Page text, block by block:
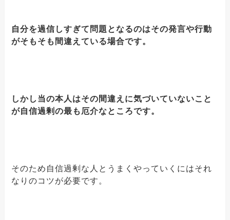
自分を過信しすぎて問題となるのはその発言や行動
がそもそも間違えている場合です。
しかし当の本人はその間違えに気づいていないこと
が自信過剰の最も厄介なところです。
そのため自信過剰な人とうまくやっていくにはそれ
なりのコツが必要です。